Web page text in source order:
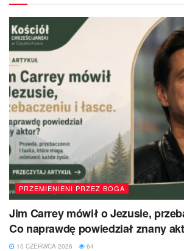
PRZEMIENIENI PRZEZ BOGA
Jim Carrey mówił o Jezusie,
Co naprawdę powiedział znany
10 CZERWCA 2026 64